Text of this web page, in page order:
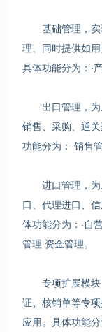
基础管理，实
理、同时提供如
具体功能分为：·
出口管理，为
销售、采购、通
功能分为：·销售
进口管理，为
口、代理进口、
体功能分为：·自
管理·资金管理。
专项扩展模块
证、核销单等专
应用。具体功能分